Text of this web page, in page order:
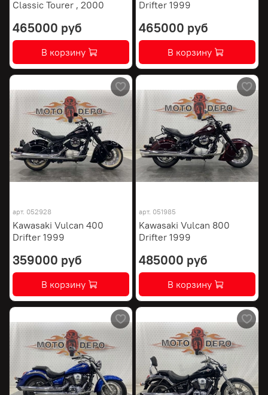
Classic Tourer , 2000
465000 руб
В корзину
Drifter 1999
465000 руб
В корзину
арт. 052928
Kawasaki Vulcan 400
Drifter 1999
359000 руб
В корзину
арт. 051985
Kawasaki Vulcan 800
Drifter 1999
485000 руб
В корзину